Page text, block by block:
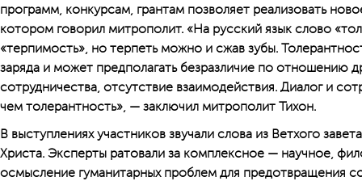
программ, конкурсам, грантам позволяет реализовать
котором говорил митрополит. «На русский язык слово
«терпимость», но терпеть можно и сжав зубы.
заряда и может предполагать безразличие по отношению
сотрудничества, отсутствие взаимодействия. Диалог и
чем толерантность», — заключил митрополит Тихон.
В выступлениях участников звучали слова из Ветхого
Христа. Эксперты ратовали за комплексное — научное,
осмысление гуманитарных проблем для предотвращения